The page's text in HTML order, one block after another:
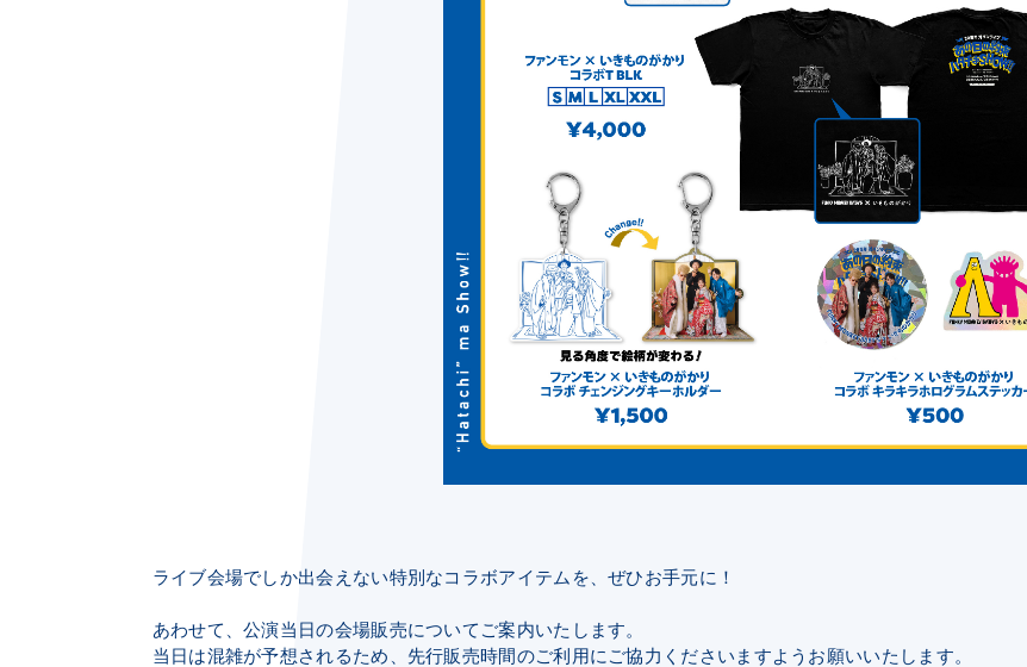
ライブ会場でしか出会えない特別なコラボアイテムを、ぜひお手元に！
あわせて、公演当日の会場販売についてご案内いたします。
当日は混雑が予想されるため、先行販売時間のご利用にご協力くださいますようお願いいたします。